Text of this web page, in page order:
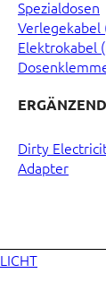
Spezialdosen
Verlegekabel
Elektrokabel
Dirty
Adapter
LICHT